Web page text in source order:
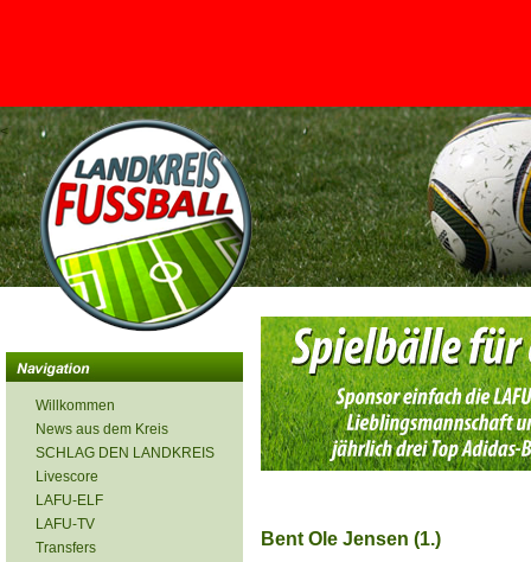
<
Willkommen
News aus dem Kreis
SCHLAG DEN LANDKREIS
Livescore
LAFU-ELF
LAFU-TV
Transfers
Bent Ole Jensen (1.)